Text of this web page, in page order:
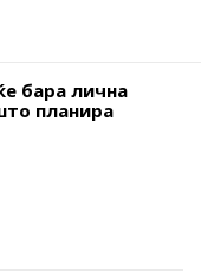
бара лична
планира